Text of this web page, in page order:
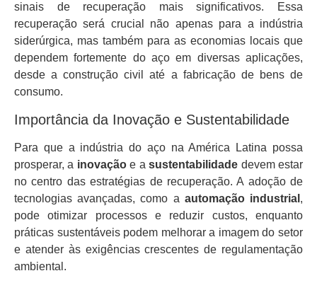
sinais de recuperação mais significativos. Essa
recuperação será crucial não apenas para a indústria
siderúrgica, mas também para as economias locais que
dependem fortemente do aço em diversas aplicações,
desde a construção civil até a fabricação de bens de
consumo.
Importância da Inovação e Sustentabilidade
Para que a indústria do aço na América Latina possa
prosperar, a inovaçãoe asustentabilidade devem estar
no centro das estratégias de recuperação. A adoção de
tecnologias avançadas, como a automação industrial ,
pode otimizar processos e reduzir custos, enquanto
práticas sustentáveis podem melhorar a imagem do setor
e atender às exigências crescentes de regulamentação
ambiental.